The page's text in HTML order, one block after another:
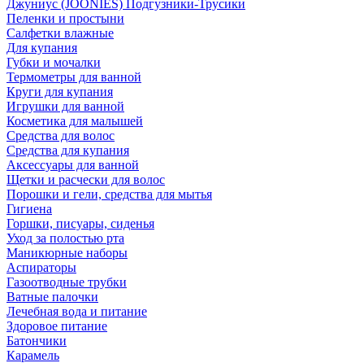
Джуниус (JOONIES) Подгузники-Трусики
Пеленки и простыни
Салфетки влажные
Для купания
Губки и мочалки
Термометры для ванной
Круги для купания
Игрушки для ванной
Косметика для малышей
Средства для волос
Средства для купания
Аксессуары для ванной
Щетки и расчески для волос
Порошки и гели, средства для мытья
Гигиена
Горшки, писуары, сиденья
Уход за полостью рта
Маникюрные наборы
Аспираторы
Газоотводные трубки
Ватные палочки
Лечебная вода и питание
Здоровое питание
Батончики
Карамель